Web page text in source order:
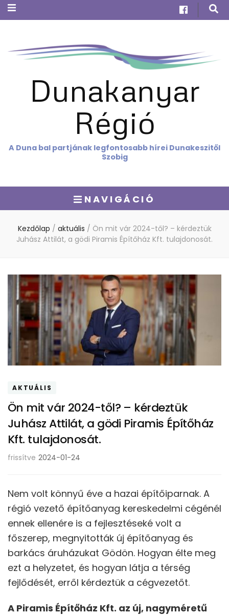
Dunakanyar
Régió
A Duna bal partjának legfontosabb hírei Dunakeszitől
Szobig
NAVIGÁCIÓ
Kezdőlap / aktuális / Ön mit vár 2024-től? – kérdeztük
Juhász Attilát, a gödi Piramis Építőház Kft. tulajdonosát.
AKTUÁLIS
Ön mit vár 2024-től? – kérdeztük
Juhász Attilát, a gödi Piramis Építőház
Kft. tulajdonosát.
frissítve 2024-01-24
Nem volt könnyű éve a hazai építőiparnak. A
régió vezető építőanyag kereskedelmi cégénél
ennek ellenére is a fejlesztéseké volt a
főszerep, megnyitották új építőanyag és
barkács áruházukat Gödön. Hogyan élte meg
ezt a helyzetet, és hogyan látja a térség
fejlődését, erről kérdeztük a cégvezetőt.
A Piramis Építőház Kft. az új, nagyméretű